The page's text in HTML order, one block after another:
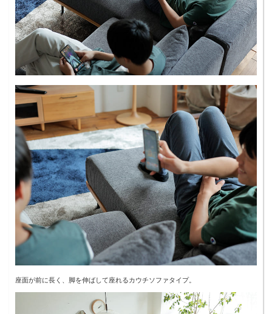
座面が前に長く、脚を伸ばして座れるカウチソファタイプ。